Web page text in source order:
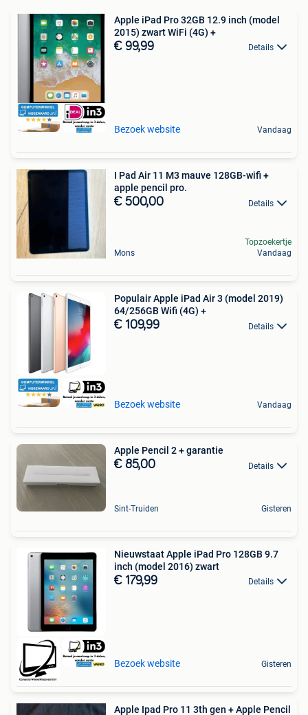
Apple iPad Pro 32GB 12.9 inch (model
2015) zwart WiFi (4G) +
€ 99,99 Details
Bezoek website Vandaag
I Pad Air 11 M3 mauve 128GB-wifi +
apple pencil pro.
€ 500,00 Details
Mons
Topzoekertje
Vandaag
Populair Apple iPad Air 3 (model 2019)
64/256GB Wifi (4G) +
€ 109,99 Details
Bezoek website Vandaag
Apple Pencil 2 + garantie
€ 85,00 Details
Sint-Truiden Gisteren
Nieuwstaat Apple iPad Pro 128GB 9.7
inch (model 2016) zwart
€ 179,99 Details
Bezoek website Gisteren
Apple Ipad Pro 11 3th gen + Apple Pencil